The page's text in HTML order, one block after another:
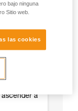
ascender a
bajo ninguna
Sitio web.
las cookies